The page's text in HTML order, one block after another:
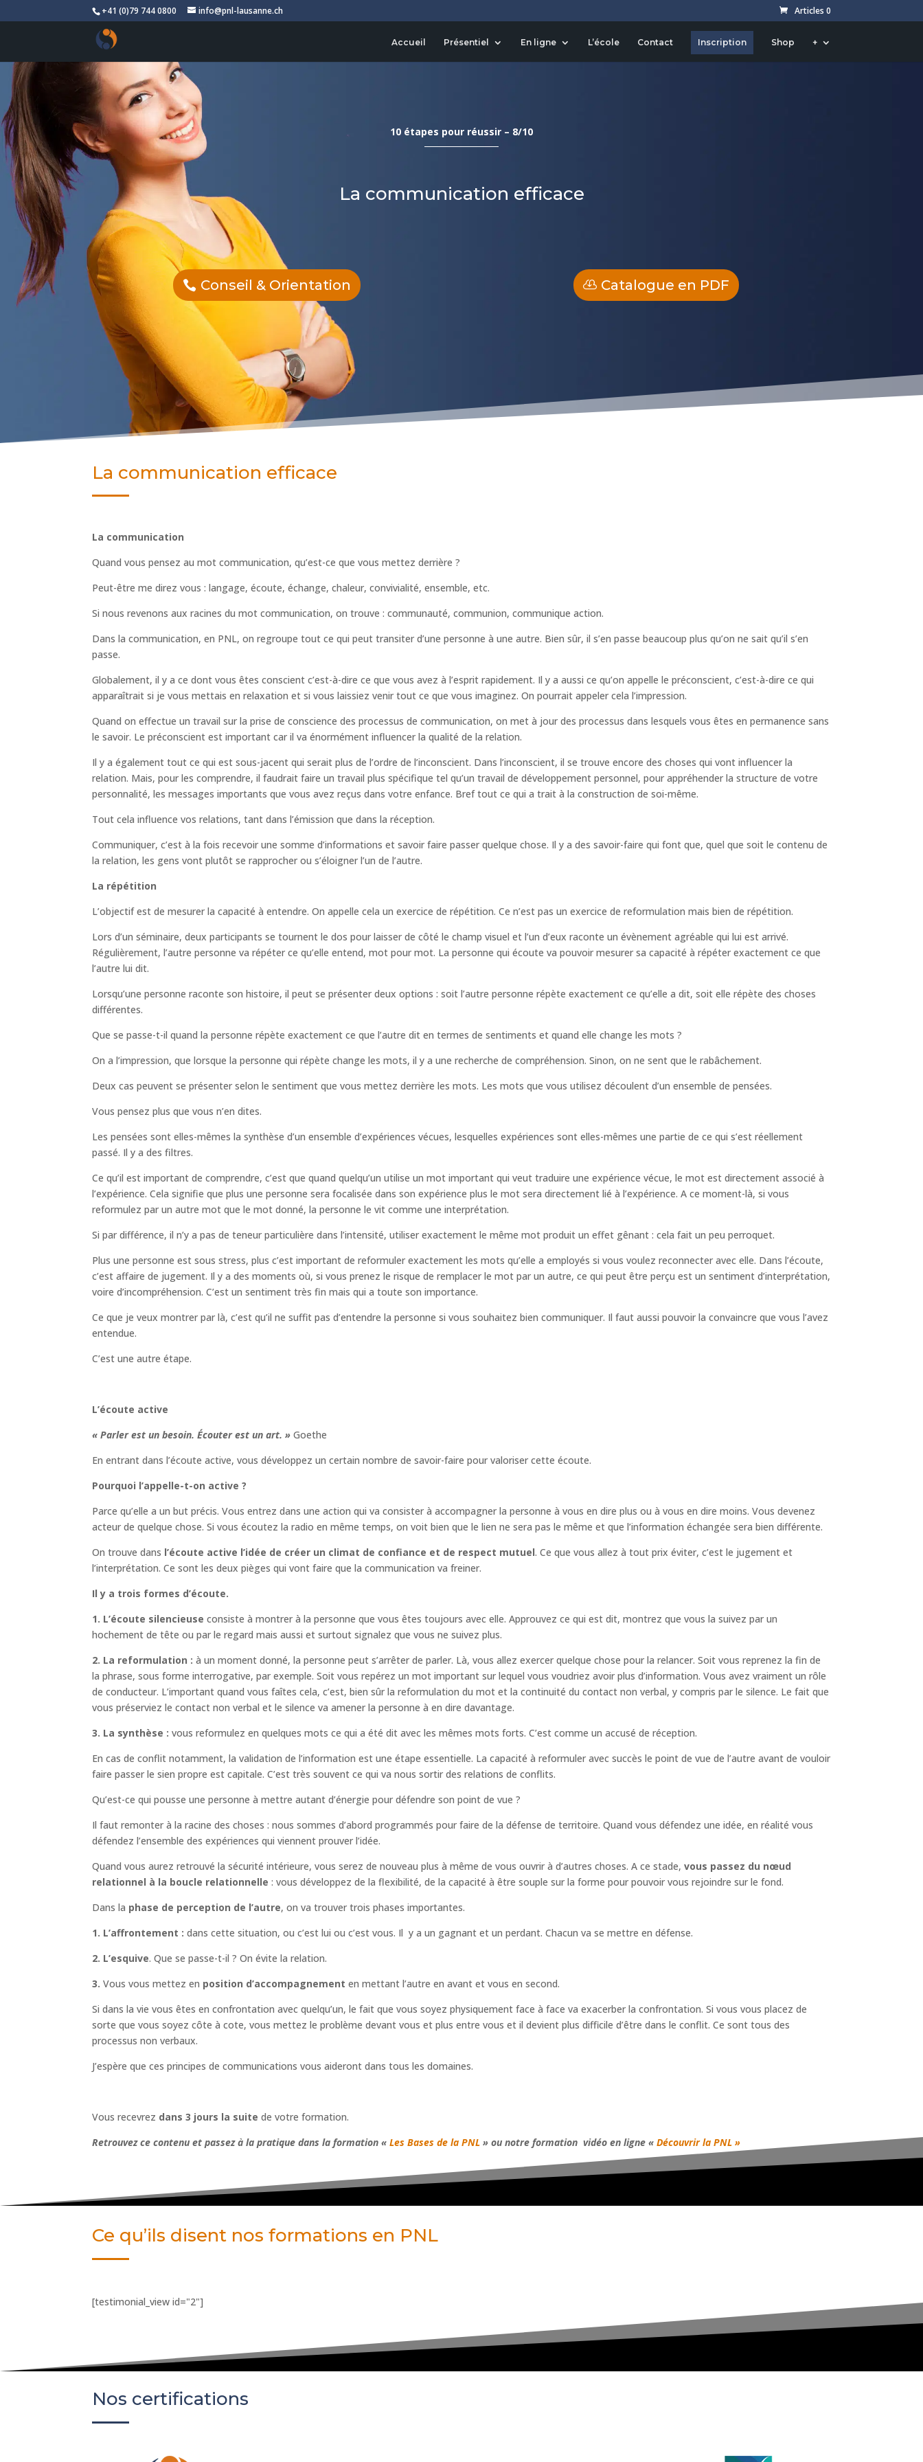
+41 (0)79 744 0800 info@pnl-lausanne.ch Articles 0
Accueil Présentiel En ligne L’école Contact Inscription Shop +
10 étapes pour réussir – 8/10
La communication efficace
Conseil & Orientation Catalogue en PDF
La communication efficace
La communication
Quand vous pensez au mot communication, qu’est-ce que vous mettez derrière ?
Peut-être me direz vous : langage, écoute, échange, chaleur, convivialité, ensemble, etc.
Si nous revenons aux racines du mot communication, on trouve : communauté, communion, communique action.
Dans la communication, en PNL, on regroupe tout ce qui peut transiter d’une personne à une autre. Bien sûr, il s’en passe beaucoup plus qu’on ne sait qu’il s’en
passe.
Globalement, il y a ce dont vous êtes conscient c’est-à-dire ce que vous avez à l’esprit rapidement. Il y a aussi ce qu’on appelle le préconscient, c’est-à-dire ce qui
apparaîtrait si je vous mettais en relaxation et si vous laissiez venir tout ce que vous imaginez. On pourrait appeler cela l’impression.
Quand on effectue un travail sur la prise de conscience des processus de communication, on met à jour des processus dans lesquels vous êtes en permanence sans
le savoir. Le préconscient est important car il va énormément influencer la qualité de la relation.
Il y a également tout ce qui est sous-jacent qui serait plus de l’ordre de l’inconscient. Dans l’inconscient, il se trouve encore des choses qui vont influencer la
relation. Mais, pour les comprendre, il faudrait faire un travail plus spécifique tel qu’un travail de développement personnel, pour appréhender la structure de votre
personnalité, les messages importants que vous avez reçus dans votre enfance. Bref tout ce qui a trait à la construction de soi-même.
Tout cela influence vos relations, tant dans l’émission que dans la réception.
Communiquer, c’est à la fois recevoir une somme d’informations et savoir faire passer quelque chose. Il y a des savoir-faire qui font que, quel que soit le contenu de
la relation, les gens vont plutôt se rapprocher ou s’éloigner l’un de l’autre.
La répétition
L’objectif est de mesurer la capacité à entendre. On appelle cela un exercice de répétition. Ce n’est pas un exercice de reformulation mais bien de répétition.
Lors d’un séminaire, deux participants se tournent le dos pour laisser de côté le champ visuel et l’un d’eux raconte un évènement agréable qui lui est arrivé.
Régulièrement, l’autre personne va répéter ce qu’elle entend, mot pour mot. La personne qui écoute va pouvoir mesurer sa capacité à répéter exactement ce que
l’autre lui dit.
Lorsqu’une personne raconte son histoire, il peut se présenter deux options : soit l’autre personne répète exactement ce qu’elle a dit, soit elle répète des choses
différentes.
Que se passe-t-il quand la personne répète exactement ce que l’autre dit en termes de sentiments et quand elle change les mots ?
On a l’impression, que lorsque la personne qui répète change les mots, il y a une recherche de compréhension. Sinon, on ne sent que le rabâchement.
Deux cas peuvent se présenter selon le sentiment que vous mettez derrière les mots. Les mots que vous utilisez découlent d’un ensemble de pensées.
Vous pensez plus que vous n’en dites.
Les pensées sont elles-mêmes la synthèse d’un ensemble d’expériences vécues, lesquelles expériences sont elles-mêmes une partie de ce qui s’est réellement
passé. Il y a des filtres.
Ce qu’il est important de comprendre, c’est que quand quelqu’un utilise un mot important qui veut traduire une expérience vécue, le mot est directement associé à
l’expérience. Cela signifie que plus une personne sera focalisée dans son expérience plus le mot sera directement lié à l’expérience. A ce moment-là, si vous
reformulez par un autre mot que le mot donné, la personne le vit comme une interprétation.
Si par différence, il n’y a pas de teneur particulière dans l’intensité, utiliser exactement le même mot produit un effet gênant : cela fait un peu perroquet.
Plus une personne est sous stress, plus c’est important de reformuler exactement les mots qu’elle a employés si vous voulez reconnecter avec elle. Dans l’écoute,
c’est affaire de jugement. Il y a des moments où, si vous prenez le risque de remplacer le mot par un autre, ce qui peut être perçu est un sentiment d’interprétation,
voire d’incompréhension. C’est un sentiment très fin mais qui a toute son importance.
Ce que je veux montrer par là, c’est qu’il ne suffit pas d’entendre la personne si vous souhaitez bien communiquer. Il faut aussi pouvoir la convaincre que vous l’avez
entendue.
C’est une autre étape.
L’écoute active
« Parler est un besoin. Écouter est un art. » Goethe
En entrant dans l’écoute active, vous développez un certain nombre de savoir-faire pour valoriser cette écoute.
Pourquoi l’appelle-t-on active ?
Parce qu’elle a un but précis. Vous entrez dans une action qui va consister à accompagner la personne à vous en dire plus ou à vous en dire moins. Vous devenez
acteur de quelque chose. Si vous écoutez la radio en même temps, on voit bien que le lien ne sera pas le même et que l’information échangée sera bien différente.
On trouve dans l’écoute active l’idée de créer un climat de confiance et de respect mutuel. Ce que vous allez à tout prix éviter, c’est le jugement et
l’interprétation. Ce sont les deux pièges qui vont faire que la communication va freiner.
Il y a trois formes d’écoute.
1. L’écoute silencieuseconsiste à montrer à la personne que vous êtes toujours avec elle. Approuvez ce qui est dit, montrez que vous la suivez par un
hochement de tête ou par le regard mais aussi et surtout signalez que vous ne suivez plus.
2. La reformulation : à un moment donné, la personne peut s’arrêter de parler. Là, vous allez exercer quelque chose pour la relancer. Soit vous reprenez la fin de
la phrase, sous forme interrogative, par exemple. Soit vous repérez un mot important sur lequel vous voudriez avoir plus d’information. Vous avez vraiment un rôle
de conducteur. L’important quand vous faîtes cela, c’est, bien sûr la reformulation du mot et la continuité du contact non verbal, y compris par le silence. Le fait que
vous préserviez le contact non verbal et le silence va amener la personne à en dire davantage.
3. La synthèse : vous reformulez en quelques mots ce qui a été dit avec les mêmes mots forts. C’est comme un accusé de réception.
En cas de conflit notamment, la validation de l’information est une étape essentielle. La capacité à reformuler avec succès le point de vue de l’autre avant de vouloir
faire passer le sien propre est capitale. C’est très souvent ce qui va nous sortir des relations de conflits.
Qu’est-ce qui pousse une personne à mettre autant d’énergie pour défendre son point de vue ?
Il faut remonter à la racine des choses : nous sommes d’abord programmés pour faire de la défense de territoire. Quand vous défendez une idée, en réalité vous
défendez l’ensemble des expériences qui viennent prouver l’idée.
Quand vous aurez retrouvé la sécurité intérieure, vous serez de nouveau plus à même de vous ouvrir à d’autres choses. A ce stade,vous passez du nœud
relationnel à la boucle relationnelle : vous développez de la flexibilité, de la capacité à être souple sur la forme pour pouvoir vous rejoindre sur le fond.
Dans la phase de perception de l’autre, on va trouver trois phases importantes.
1. L’affrontement : dans cette situation, ou c’est lui ou c’est vous. Il y a un gagnant et un perdant. Chacun va se mettre en défense.
2. L’esquive. Que se passe-t-il ? On évite la relation.
3. Vous vous mettez en position d’accompagnement en mettant l’autre en avant et vous en second.
Si dans la vie vous êtes en confrontation avec quelqu’un, le fait que vous soyez physiquement face à face va exacerber la confrontation. Si vous vous placez de
sorte que vous soyez côte à cote, vous mettez le problème devant vous et plus entre vous et il devient plus difficile d’être dans le conflit. Ce sont tous des
processus non verbaux.
J’espère que ces principes de communications vous aideront dans tous les domaines.
Vous recevrez dans 3 jours la suite de votre formation.
Retrouvez ce contenu et passez à la pratique dans la formation «Les Bases de la PNL » ou notre formation vidéo en ligne «Découvrir la PNL »
Ce qu’ils disent nos formations en PNL
[testimonial_view id="2"]
Nos certifications